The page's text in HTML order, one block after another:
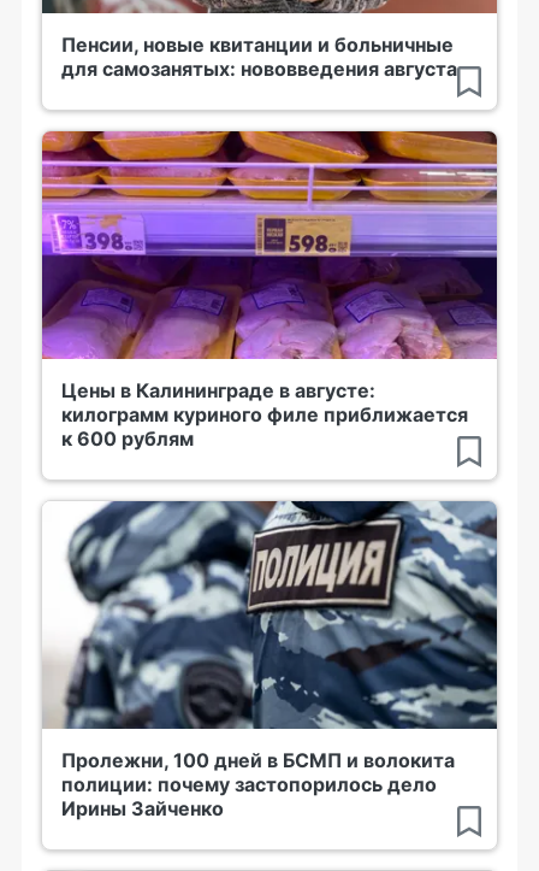
Пенсии, новые квитанции и больничные
для самозанятых: нововведения августа
Цены в Калининграде в августе:
килограмм куриного филе приближается
к 600 рублям
Пролежни, 100 дней в БСМП и волокита
полиции: почему застопорилось дело
Ирины Зайченко